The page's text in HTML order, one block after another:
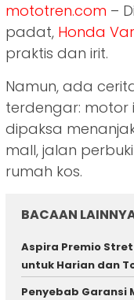
mototren.com –
padat, Honda
praktis dan irit.
Namun, ada
terdengar: motor
dipaksa
mall, jalan
rumah kos.
BACAAN
Aspira Premio
untuk Harian dan
Penyebab Garansi